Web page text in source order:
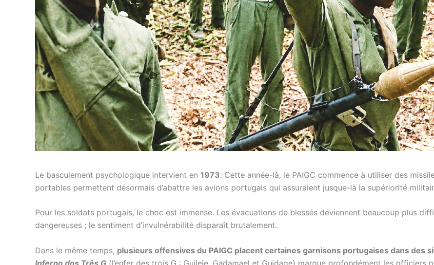
Le basculement psychologique intervient en 1973. Cette année-là, le PAIGC commence à utiliser des
portables permettent désormais d’abattre les avions portugais qui assuraient jusque-là la supériorité
Pour les soldats portugais, le choc est immense. Les évacuations de blessés deviennent beaucoup plus
dangereuses ; le sentiment d’invulnérabilité disparaît brutalement.
Dans le même temps, plusieurs offensives du PAIGC placent certaines garnisons portugaises dans des
Inferno dos Três G (l’enfer des trois G : Guileje, Gadamael et Guidage) marque profondément les officiers